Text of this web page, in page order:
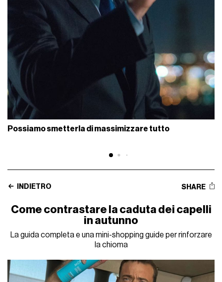
Possiamo smetterla di massimizzare tutto
INDIETRO SHARE
Come contrastare la caduta dei capelli
in autunno
La guida completa e una mini-shopping guide per rinforzare
la chioma